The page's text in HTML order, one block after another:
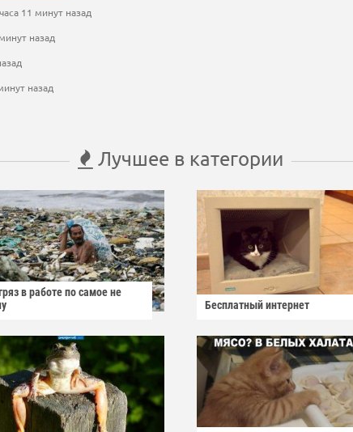
11 минут назад
назад
назад
Лучшее в категории
в работе по самое не
Бесплатный интернет